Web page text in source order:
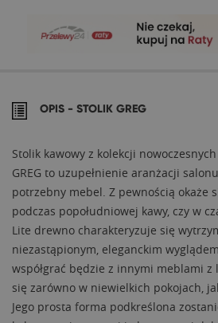
OPIS - STOLIK GREG
Stolik kawowy z kolekcji
GREG to uzupełnienie aranżacji
potrzebny mebel. Z pewnością okaże
podczas popołudniowej kawy, czy w
Lite drewno charakteryzuje się
niezastąpionym, eleganckim
współgrać będzie z innymi meblami
się zarówno w niewielkich pokojach,
Jego prosta forma podkreślona